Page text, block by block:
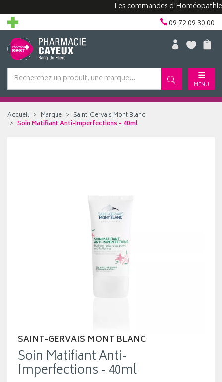
Les commandes d'Homéopathie
09 72 09 30 00
MENU
Accueil Marque
Saint-Gervais Mont Blanc
Soin Matifiant Anti-Imperfections - 40ml
SAINT-GERVAIS MONT BLANC
Soin Matifiant Anti-
Imperfections - 40ml